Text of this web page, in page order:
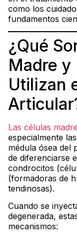
como los
fundamentos
¿Qué
Madre y
Utilizan
Las células
especialmente
médula ósea del
de diferenciarse
condrocitos
(formadoras de
tendinosas).
Cuando se
degenerada,
mecanismos: